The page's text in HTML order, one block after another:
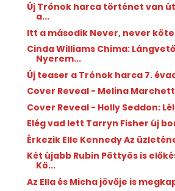
Új Trónok harca történet van
a...
Itt a második Never, never
Cinda Williams Chima:
Nyerem...
Új teaser a Trónok harca 7.
Cover Reveal - Melina
Cover Reveal - Holly Seddon:
Elég vad lett Tarryn Fisher új
Érkezik Elle Kennedy Az
Két újabb Rubin Pöttyös is
Kö...
Az Ella és Micha jövője is